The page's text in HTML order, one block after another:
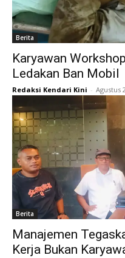
Berita
Karyawan
Ledakan Ban Mobil
Redaksi Kendari Kini - Agustus
Berita
Manajemen
Kerja Bukan